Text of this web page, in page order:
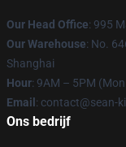
Our Head Office: 995
Our Warehouse: No.
Shanghai
Hour: 9AM – 5PM
Email : contact@sean-
Ons bedrijf